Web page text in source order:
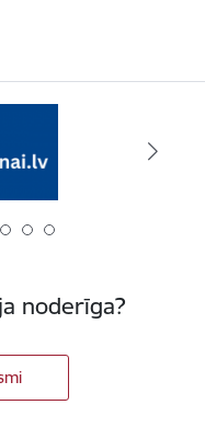
noderīga?